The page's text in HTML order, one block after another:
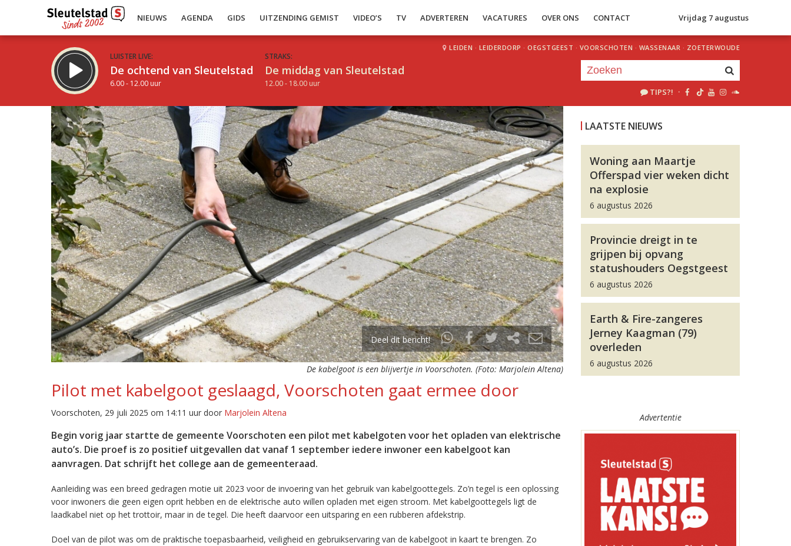
NIEUWS AGENDA GIDS UITZENDING GEMIST VIDEO’S TV ADVERTEREN VACATURES OVER ONS CONTACT Vrijdag 7 augustus
LUISTER LIVE:
De ochtend van Sleutelstad
6.00 - 12.00 uur
STRAKS:
De middag van Sleutelstad
12.00 - 18.00 uur
LEIDEN · LEIDERDORP · OEGSTGEEST · VOORSCHOTEN · WASSENAAR · ZOETERWOUDE
TIPS?! ·
Inklappen
Deel dit bericht!
De kabelgoot is een blijvertje in Voorschoten. (Foto: Marjolein Altena)
Pilot met kabelgoot geslaagd, Voorschoten gaat ermee door
Voorschoten, 29 juli 2025 om 14:11 uur door Marjolein Altena
Begin vorig jaar startte de gemeente Voorschoten een pilot met kabelgoten voor het opladen van elektrische
auto’s. Die proef is zo positief uitgevallen dat vanaf 1 september iedere inwoner een kabelgoot kan
aanvragen. Dat schrijft het college aan de gemeenteraad.
Aanleiding was een breed gedragen motie uit 2023 voor de invoering van het gebruik van kabelgoottegels. Zo’n tegel is een oplossing
voor inwoners die geen eigen oprit hebben en de elektrische auto willen opladen met eigen stroom. Met kabelgoottegels ligt de
laadkabel niet op het trottoir, maar in de tegel. Die heeft daarvoor een uitsparing en een rubberen afdekstrip.
Doel van de pilot was om de praktische toepasbaarheid, veiligheid en gebruikservaring van de kabelgoot in kaart te brengen. Zo
LAATSTE NIEUWS
Woning aan Maartje
Offerspad vier weken dicht
na explosie
6 augustus 2026
Provincie dreigt in te
grijpen bij opvang
statushouders Oegstgeest
6 augustus 2026
Earth & Fire-zangeres
Jerney Kaagman (79)
overleden
6 augustus 2026
Advertentie